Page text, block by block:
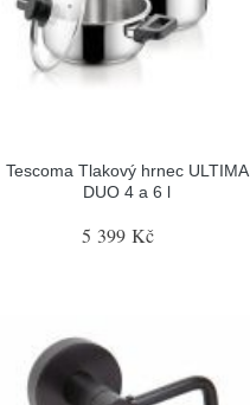
Tescoma Tlakový hrnec ULTIMA
DUO 4 a 6 l
5 399 Kč